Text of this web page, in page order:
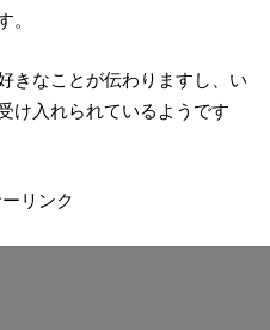
。
きなことが伝わりますし、い
け入れられているようです
リンク